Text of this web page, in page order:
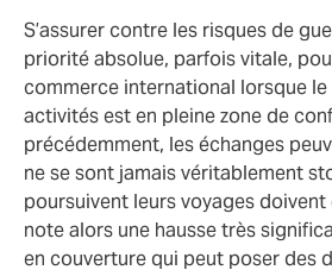
S’assurer contre les risques de
priorité absolue, parfois vitale,
commerce international lorsque
activités est en pleine zone de
précédemment, les échanges
ne se sont jamais véritablement
poursuivent leurs voyages
note alors une hausse très
en couverture qui peut poser des